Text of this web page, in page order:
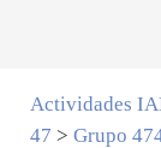
Actividades
47 > Grupo